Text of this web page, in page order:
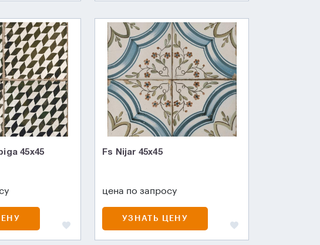
45x45 Fs Nijar 45х45
цена по запросу
УЗНАТЬ ЦЕНУ